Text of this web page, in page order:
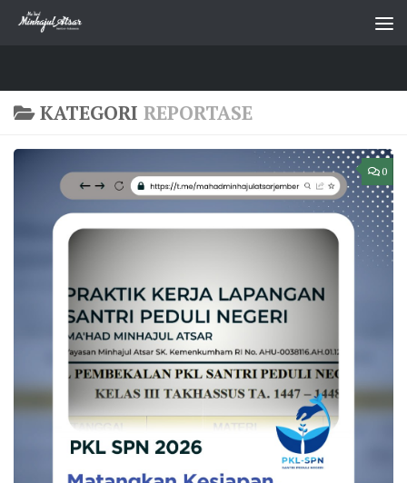
Skip to content
KATEGORI REPORTASE
0